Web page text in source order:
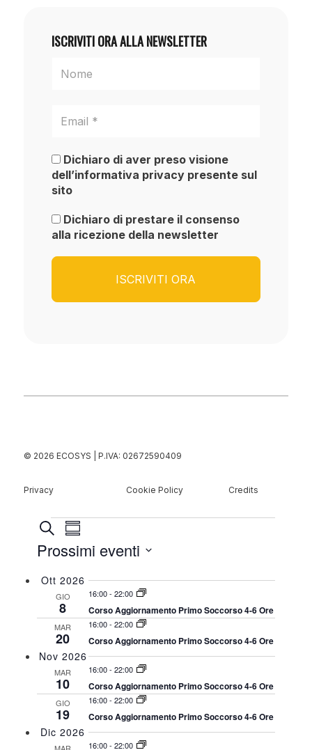
ISCRIVITI ORA ALLA NEWSLETTER
Dichiaro di aver preso visione
dell’informativa privacy presente sul
sito
Dichiaro di prestare il consenso
alla ricezione della newsletter
© 2026 ECOSYS | P.IVA: 02672590409
Privacy Cookie Policy Credits
EVENTI
EVENTI
RICERCA
E
VISTE
NAVIGAZIONE
CercaEvento
Viste
Navigazione
Sommario
Prossimi eventi
date.
Ott 2026
GIO
8
16:00-22:00
Corso Aggiornamento Primo Soccorso 4-6 Ore
MAR
20
16:00-22:00
Corso Aggiornamento Primo Soccorso 4-6 Ore
Nov 2026
MAR
10
16:00-22:00
Corso Aggiornamento Primo Soccorso 4-6 Ore
GIO
19
16:00-22:00
Corso Aggiornamento Primo Soccorso 4-6 Ore
Dic 2026
16:00-22:00